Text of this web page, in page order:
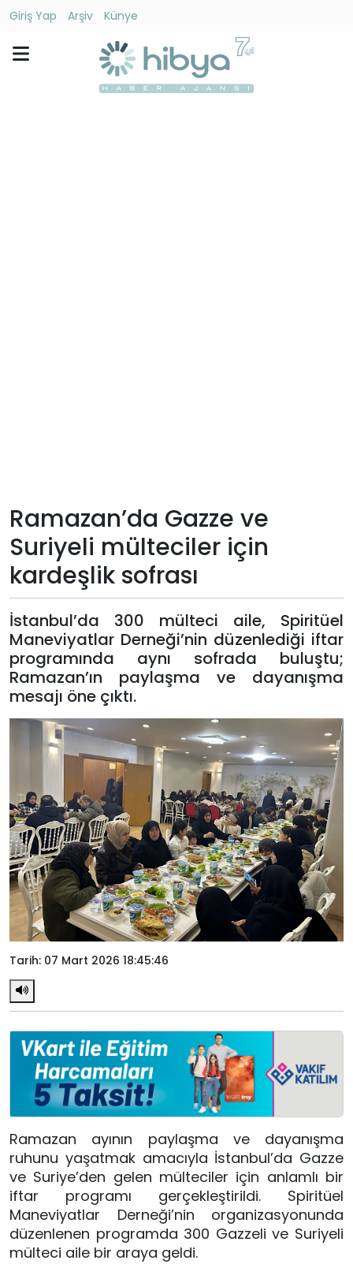
Giriş Yap Arşiv
Künye
Künye
Giriş
Yap
Ramazan’da Gazze ve
Suriyeli mülteciler için
kardeşlik sofrası
İstanbul’da 300 mülteci aile, Spiritüel
Maneviyatlar Derneği’nin düzenlediği iftar
programında aynı sofrada buluştu;
Ramazan’ın paylaşma ve dayanışma
mesajı öne çıktı.
Tarih: 07 Mart 2026 18:45:46
Ramazan ayının paylaşma ve dayanışma
ruhunu yaşatmak amacıyla İstanbul’da Gazze
ve Suriye’den gelen mülteciler için anlamlı bir
iftar programı gerçekleştirildi. Spiritüel
Maneviyatlar Derneği’nin organizasyonunda
düzenlenen programda 300 Gazzeli ve Suriyeli
mülteci aile bir araya geldi.